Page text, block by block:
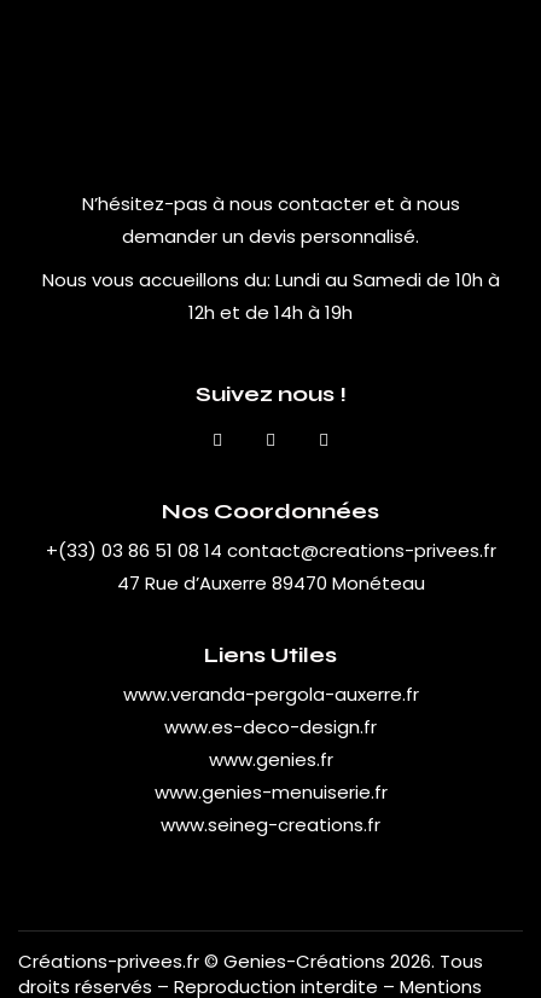
N’hésitez-pas à nous contacter et à nous
demander un devis personnalisé.
Nous vous accueillons du: Lundi au Samedi de 10h à
12h et de 14h à 19h
Suivez nous !
Nos Coordonnées
+(33) 03 86 51 08 14 contact@creations-privees.fr
47 Rue d’Auxerre 89470 Monéteau
Liens Utiles
www.veranda-pergola-auxerre.fr
www.es-deco-design.fr
www.genies.fr
www.genies-menuiserie.fr
www.seineg-creations.fr
Créations-privees.fr© Genies-Créations 2026. Tous
droits réservés – Reproduction interdite – Mentions